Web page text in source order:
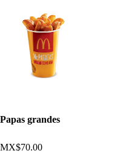
Papas grandes
MX$70.00